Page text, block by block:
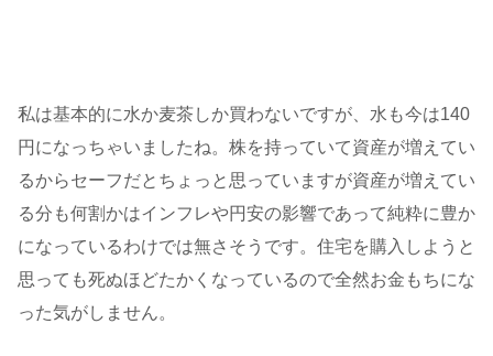
私は基本的に水か麦茶しか買わないですが、水も今は140
円になっちゃいましたね。株を持っていて資産が増えてい
るからセーフだとちょっと思っていますが資産が増えてい
る分も何割かはインフレや円安の影響であって純粋に豊か
になっているわけでは無さそうです。住宅を購入しようと
思っても死ぬほどたかくなっているので全然お金もちにな
った気がしません。